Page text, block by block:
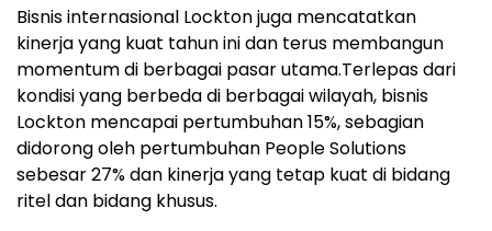
Bisnis internasional Lockton juga mencatatkan
kinerja yang kuat tahun ini dan terus membangun
momentum di berbagai pasar utama.Terlepas dari
kondisi yang berbeda di berbagai wilayah, bisnis
Lockton mencapai pertumbuhan 15%, sebagian
didorong oleh pertumbuhan People Solutions
sebesar 27% dan kinerja yang tetap kuat di bidang
ritel dan bidang khusus.